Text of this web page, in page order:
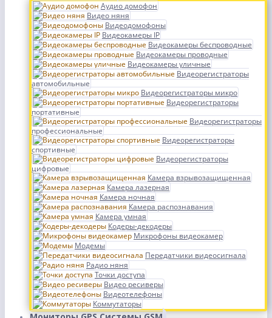
Аудио домофон
Видео няня
Видеодомофоны
Видеокамеры IP
Видеокамеры беспроводные
Видеокамеры проводные
Видеокамеры уличные
Видеорегистраторы
автомобильные
Видеорегистраторы микро
Видеорегистраторы
портативные
Видеорегистраторы
профессиональные
Видеорегистраторы
спортивные
Видеорегистраторы
цифровые
Камера взрывозащищенная
Камера лазерная
Камера ночная
Камера распознавания
Камера умная
Кодеры-декодеры
Микрофоны видеокамер
Модемы
Передатчики видеосигнала
Радио няня
Точки доступа
Видео ресиверы
Видеотелефоны
Коммутаторы